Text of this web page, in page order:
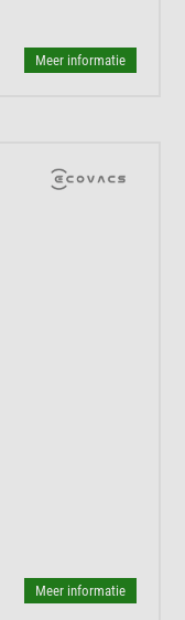
Meer informatie
Meer informatie